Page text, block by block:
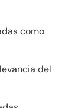
como
del